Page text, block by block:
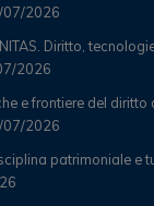
07/2026
Diritto,
2026
e frontiere del
07/2026
patrimoniale e